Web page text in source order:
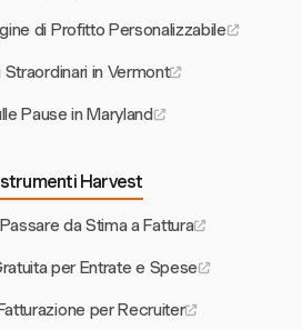
di Profitto Personalizzabile
Straordinari in Vermont
Pause in Maryland
Harvest
da Stima a Fattura
per Entrate e Spese
per Recruiter